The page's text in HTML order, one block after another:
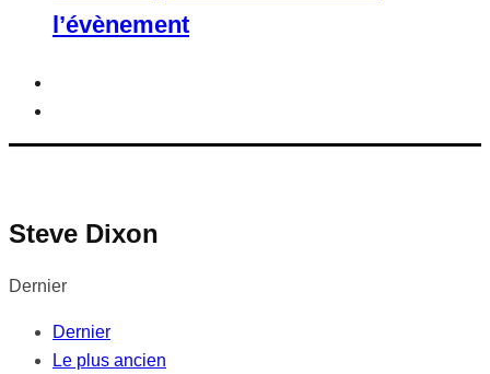
l’évènement
Steve Dixon
Dernier
Dernier
Le plus ancien